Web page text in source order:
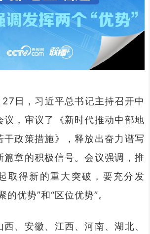
日，习近平总书记主持召开中
议，审议了《新时代推动中部地
干政策措施》，释放出奋力谱写
篇章的积极信号。会议强调，推
取得新的重大突破，要充分发
的优势”和“区位优势”。
、安徽、江西、河南、湖北、